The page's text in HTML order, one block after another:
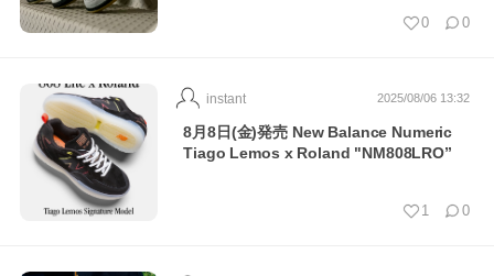
0 0
2025/08/06 13:32
instant
8月8日(金)発売 New Balance Numeric
Tiago Lemos x Roland "NM808LRO”
1 0